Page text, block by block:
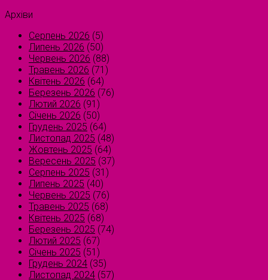
Архіви
Серпень 2026 (5)
Липень 2026 (50)
Червень 2026 (88)
Травень 2026 (71)
Квітень 2026 (64)
Березень 2026 (76)
Лютий 2026 (91)
Січень 2026 (50)
Грудень 2025 (64)
Листопад 2025 (48)
Жовтень 2025 (64)
Вересень 2025 (37)
Серпень 2025 (31)
Липень 2025 (40)
Червень 2025 (76)
Травень 2025 (68)
Квітень 2025 (68)
Березень 2025 (74)
Лютий 2025 (67)
Січень 2025 (51)
Грудень 2024 (35)
Листопад 2024 (57)